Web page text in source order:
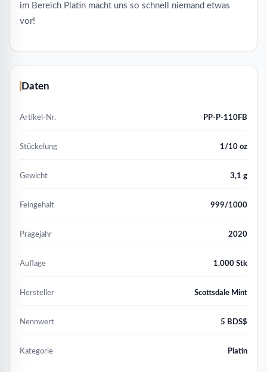
im Bereich Platin macht uns so schnell niemand etwas
vor!
Daten
Artikel-Nr. PP-P-110FB
Stückelung 1/10 oz
Gewicht 3,1 g
Feingehalt 999/1000
Prägejahr 2020
Auflage 1.000 Stk
Hersteller Scottsdale Mint
Nennwert 5 BDS$
Kategorie Platin